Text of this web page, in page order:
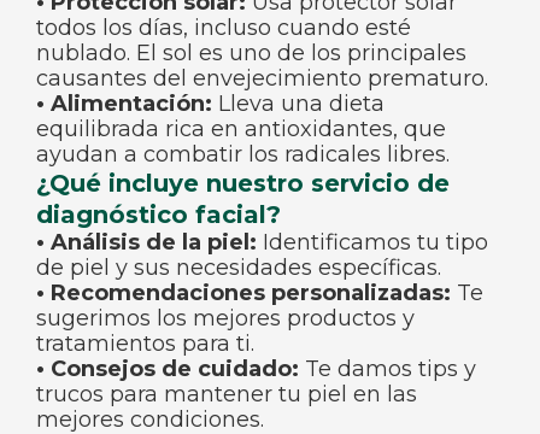
todos los días, incluso cuando esté
nublado. El sol es uno de los principales
causantes del envejecimiento prematuro.
• Alimentación: Lleva una dieta
equilibrada rica en antioxidantes, que
ayudan a combatir los radicales libres.
¿Qué incluye nuestro servicio de
diagnóstico facial?
• Análisis de la piel: Identificamos tu tipo
de piel y sus necesidades específicas.
• Recomendaciones personalizadas: Te
sugerimos los mejores productos y
tratamientos para ti.
• Consejos de cuidado: Te damos tips y
trucos para mantener tu piel en las
mejores condiciones.